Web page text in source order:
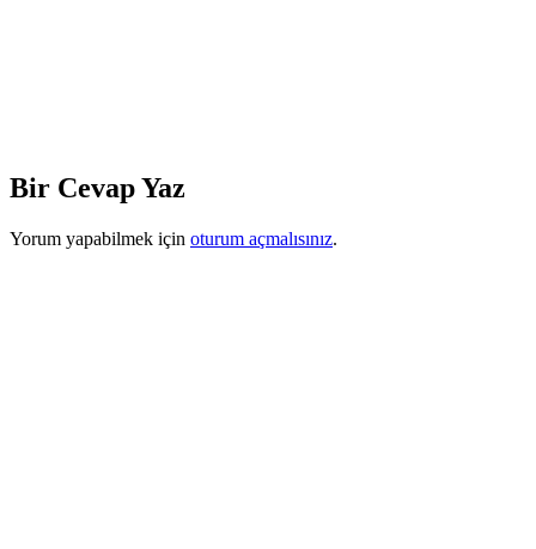
Bir Cevap Yaz
Yorum yapabilmek için oturum açmalısınız.